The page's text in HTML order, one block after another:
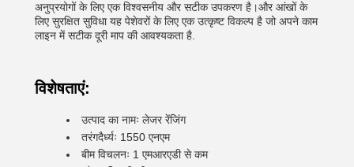
अनुप्रयोगों के लिए एक विश्वसनीय और सटीक उपकरण है।और आंखों के
लिए सुरक्षित सुविधा यह पेशेवरों के लिए एक उत्कृष्ट विकल्प है जो अपने काम
लाइन में सटीक दूरी माप की आवश्यकता है.
विशेषताएं:
उत्पाद का नामः लेजर रेंजिंग
तरंगदैर्ध्यः 1550 एनएम
बीम विचलनः 1 एमआरएडी से कम